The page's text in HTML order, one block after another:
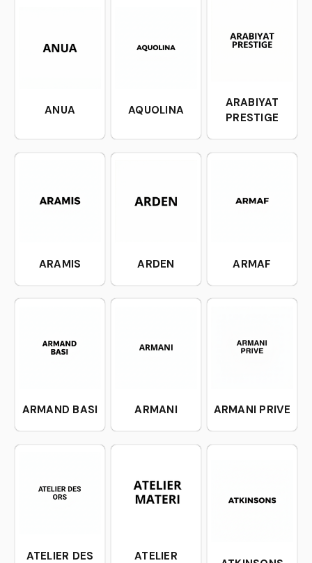
ANUA AQUOLINA
ARABIYAT
PRESTIGE
ARAMIS ARDEN ARMAF
ARMAND BASI ARMANI ARMANI PRIVE
ATELIER DES ATELIER